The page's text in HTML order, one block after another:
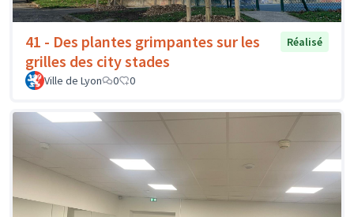
41 - Des plantes grimpantes sur les
grilles des city stades
Réalisé
Ville de Lyon 0 0